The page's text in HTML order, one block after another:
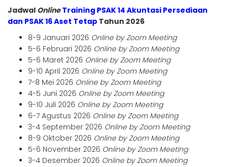
Jadwal Online Training PSAK 14 Akuntasi Persediaan
dan PSAK 16 Aset Tetap Tahun 2026
8-9 Januari 2026 Online by Zoom Meeting
5-6 Februari 2026 Online by Zoom Meeting
5-6 Maret 2026 Online by Zoom Meeting
9-10 April 2026 Online by Zoom Meeting
7-8 Mei 2026 Online by Zoom Meeting
4-5 Juni 2026 Online by Zoom Meeting
9-10 Juli 2026 Online by Zoom Meeting
6-7 Agustus 2026 Online by Zoom Meeting
3-4 September 2026 Online by Zoom Meeting
8-9 Oktober 2026 Online by Zoom Meeting
5-6 November 2026 Online by Zoom Meeting
3-4 Desember 2026 Online by Zoom Meeting